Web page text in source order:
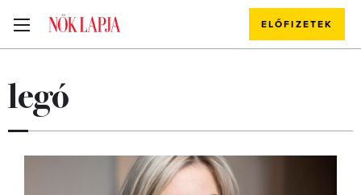
ELŐFIZETEK
legó